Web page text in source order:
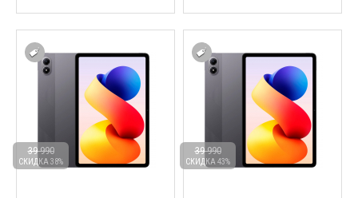
39 990
СКИДКА 38%
39 990
СКИДКА 43%